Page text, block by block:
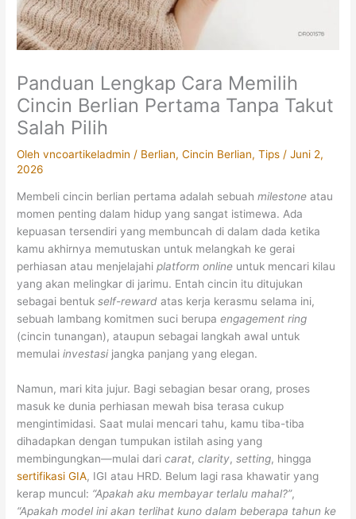
Panduan Lengkap Cara Memilih
Cincin Berlian Pertama Tanpa Takut
Salah Pilih
Olehvncoartikeladmin / Berlian,Cincin Berlian,Tips /Juni 2,
2026
Membeli cincin berlian pertama adalah sebuahmilestone atau
momen penting dalam hidup yang sangat istimewa. Ada
kepuasan tersendiri yang membuncah di dalam dada ketika
kamu akhirnya memutuskan untuk melangkah ke gerai
perhiasan atau menjelajahiplatform online untuk mencari kilau
yang akan melingkar di jarimu. Entah cincin itu ditujukan
sebagai bentukself-reward atas kerja kerasmu selama ini,
sebuah lambang komitmen suci berupaengagement ring
(cincin tunangan), ataupun sebagai langkah awal untuk
memulaiinvestasijangka panjang yang elegan.
Namun, mari kita jujur. Bagi sebagian besar orang, proses
masuk ke dunia perhiasan mewah bisa terasa cukup
mengintimidasi. Saat mulai mencari tahu, kamu tiba-tiba
dihadapkan dengan tumpukan istilah asing yang
membingungkan—mulai daricarat,clarity,setting, hingga
sertifikasi GIA, IGI atau HRD. Belum lagi rasa khawatir yang
kerap muncul: “Apakah aku membayar terlalu mahal?”,
“Apakah model ini akan terlihat kuno dalam beberapa tahun ke